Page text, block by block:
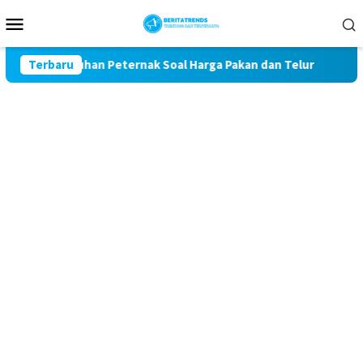
ke
Mobile
Terbaru
Keluhan Peternak Soal Harga Pakan dan Telur